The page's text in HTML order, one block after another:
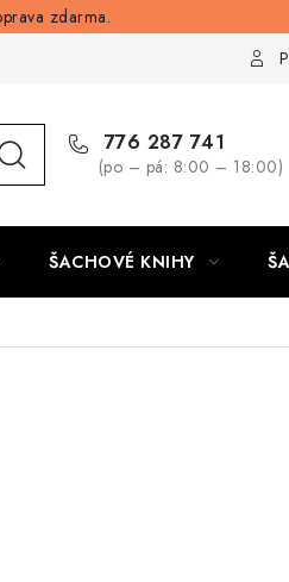
zdarma.
776 287 741
(po – pá: 8:00 – 18:00)
ŠACHOVÉ KNIHY